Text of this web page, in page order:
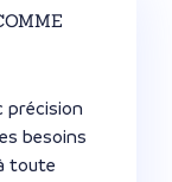
précision
besoins
toute